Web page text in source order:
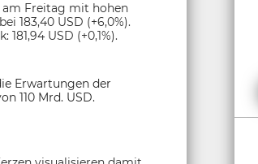
am Freitag mit hohen
183,40 USD (+6,0%).
USD (+0,1%).
Erwartungen der
110 Mrd. USD.